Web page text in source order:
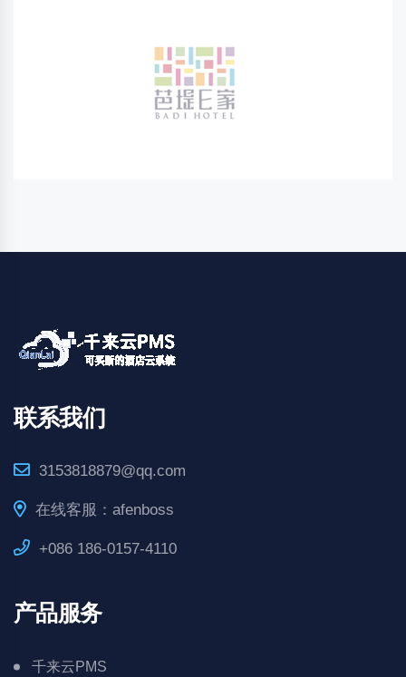
联系我们
3153818879@qq.com
在线客服：afenboss
+086 186-0157-4110
产品服务
千来云PMS